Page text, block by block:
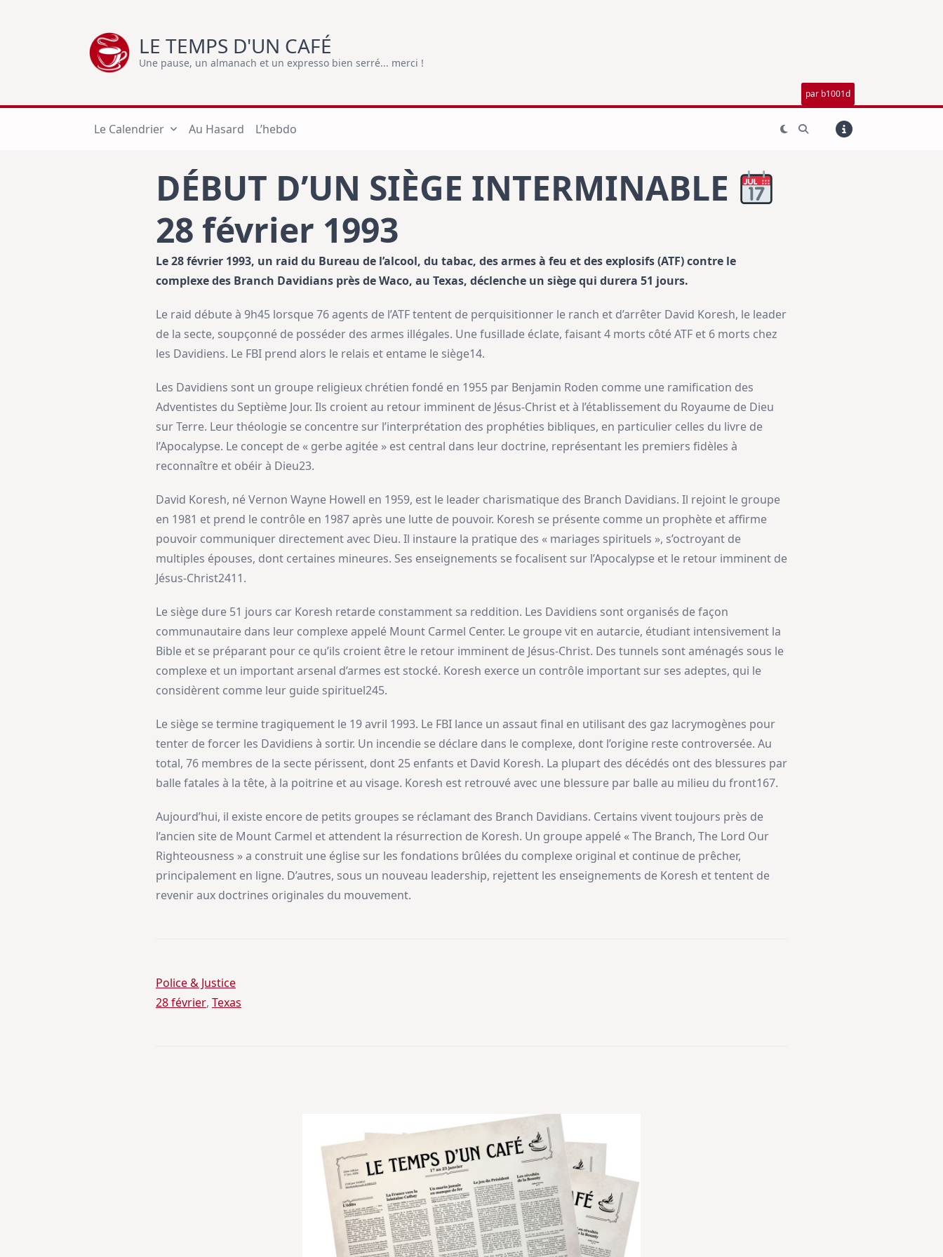
LE TEMPS D'UN CAFÉ
Une pause, un almanach et un expresso bien serré... merci !
par b1001d
Le Calendrier Au Hasard L’hebdo
DÉBUT D’UN SIÈGE INTERMINABLE
28 février 1993
Le 28 février 1993, un raid du Bureau de l’alcool, du tabac, des armes à feu et des explosifs (ATF) contre le
complexe des Branch Davidians près de Waco, au Texas, déclenche un siège qui durera 51 jours.
Le raid débute à 9h45 lorsque 76 agents de l’ATF tentent de perquisitionner le ranch et d’arrêter David Koresh, le leader
de la secte, soupçonné de posséder des armes illégales. Une fusillade éclate, faisant 4 morts côté ATF et 6 morts chez
les Davidiens. Le FBI prend alors le relais et entame le siège14.
Les Davidiens sont un groupe religieux chrétien fondé en 1955 par Benjamin Roden comme une ramification des
Adventistes du Septième Jour. Ils croient au retour imminent de Jésus-Christ et à l’établissement du Royaume de Dieu
sur Terre. Leur théologie se concentre sur l’interprétation des prophéties bibliques, en particulier celles du livre de
l’Apocalypse. Le concept de « gerbe agitée » est central dans leur doctrine, représentant les premiers fidèles à
reconnaître et obéir à Dieu23.
David Koresh, né Vernon Wayne Howell en 1959, est le leader charismatique des Branch Davidians. Il rejoint le groupe
en 1981 et prend le contrôle en 1987 après une lutte de pouvoir. Koresh se présente comme un prophète et affirme
pouvoir communiquer directement avec Dieu. Il instaure la pratique des « mariages spirituels », s’octroyant de
multiples épouses, dont certaines mineures. Ses enseignements se focalisent sur l’Apocalypse et le retour imminent de
Jésus-Christ2411.
Le siège dure 51 jours car Koresh retarde constamment sa reddition. Les Davidiens sont organisés de façon
communautaire dans leur complexe appelé Mount Carmel Center. Le groupe vit en autarcie, étudiant intensivement la
Bible et se préparant pour ce qu’ils croient être le retour imminent de Jésus-Christ. Des tunnels sont aménagés sous le
complexe et un important arsenal d’armes est stocké. Koresh exerce un contrôle important sur ses adeptes, qui le
considèrent comme leur guide spirituel245.
Le siège se termine tragiquement le 19 avril 1993. Le FBI lance un assaut final en utilisant des gaz lacrymogènes pour
tenter de forcer les Davidiens à sortir. Un incendie se déclare dans le complexe, dont l’origine reste controversée. Au
total, 76 membres de la secte périssent, dont 25 enfants et David Koresh. La plupart des décédés ont des blessures par
balle fatales à la tête, à la poitrine et au visage. Koresh est retrouvé avec une blessure par balle au milieu du front167.
Aujourd’hui, il existe encore de petits groupes se réclamant des Branch Davidians. Certains vivent toujours près de
l’ancien site de Mount Carmel et attendent la résurrection de Koresh. Un groupe appelé « The Branch, The Lord Our
Righteousness » a construit une église sur les fondations brûlées du complexe original et continue de prêcher,
principalement en ligne. D’autres, sous un nouveau leadership, rejettent les enseignements de Koresh et tentent de
revenir aux doctrines originales du mouvement.
Police & Justice
28 février, Texas